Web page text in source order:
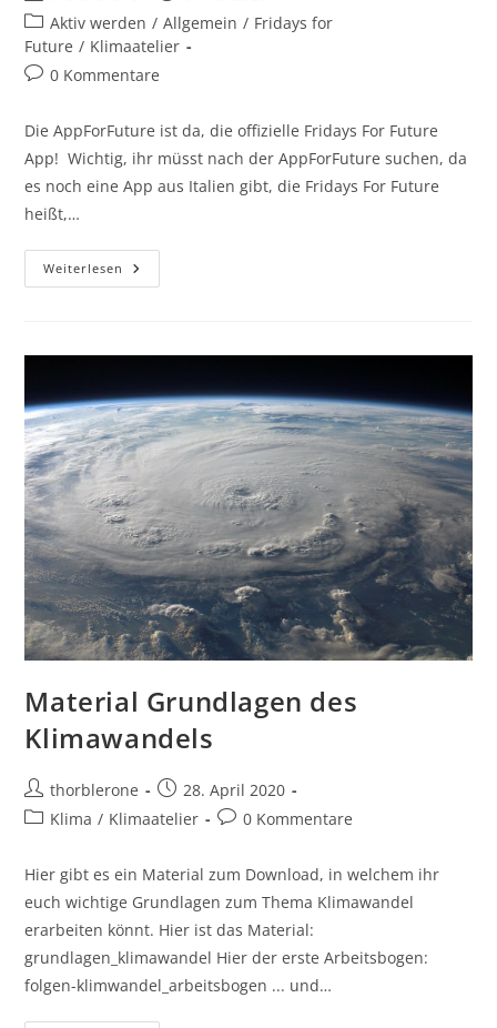
Autor:
veröffentlicht:
Beitrags-
Kategorie:
Aktiv werden / Allgemein / Fridays for
Future / Klimaatelier
Beitrags-
0 Kommentare
Die AppForFuture ist da, die offizielle Fridays For Future
App! Wichtig, ihr müsst nach der AppForFuture suchen, da
es noch eine App aus Italien gibt, die Fridays For Future
heißt,…
Weiterlesen App
For
Material Grundlagen des
Klimawandels
Beitrags-
Autor:
thorblerone
Beitrag
veröffentlicht:
28. April 2020
Beitrags-
Klima / Klimaatelier
Beitrags-
0 Kommentare
Hier gibt es ein Material zum Download, in welchem ihr
euch wichtige Grundlagen zum Thema Klimawandel
erarbeiten könnt. Hier ist das Material:
grundlagen_klimawandel Hier der erste Arbeitsbogen:
folgen-klimwandel_arbeitsbogen ... und…